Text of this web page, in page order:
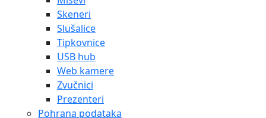
Skeneri
Slušalice
Tipkovnice
USB hub
Web kamere
Zvučnici
Prezenteri
Pohrana podataka